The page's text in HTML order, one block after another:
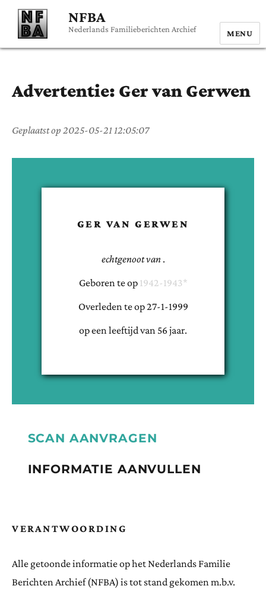
NFBA
Nederlands Familieberichten Archief MENU
Advertentie: Gervan Gerwen
Geplaatst op 2025-05-21 12:05:07
GER VAN GERWEN
echtgenoot van .
Geboren teop 1942-1943*
Overleden teop27-1-1999
op een leeftijd van 56jaar.
SCAN AANVRAGEN
INFORMATIE AANVULLEN
VERANTWOORDING
Alle getoonde informatie op het Nederlands Familie
Berichten Archief (NFBA) is tot stand gekomen m.b.v.